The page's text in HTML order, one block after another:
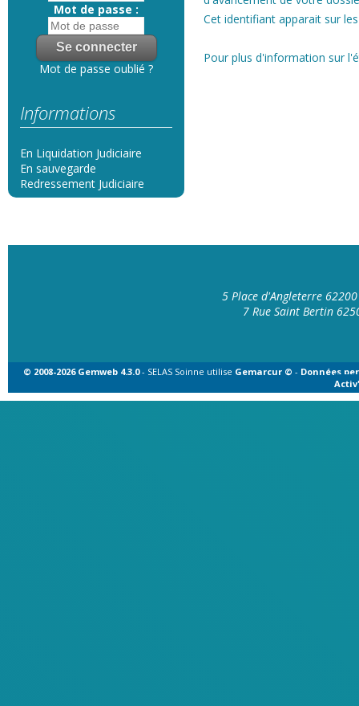
Mot de passe :
Mot de passe oublié ?
Informations
En Liquidation Judiciaire
En sauvegarde
Redressement Judiciaire
Cet identifiant apparait sur
Pour plus d'information sur
5 Place d'Angleterre
7 Rue Saint Bertin
© 2008-2026 Gemweb 4.3.0- SELAS Soinne utilise Gemarcur © - Données